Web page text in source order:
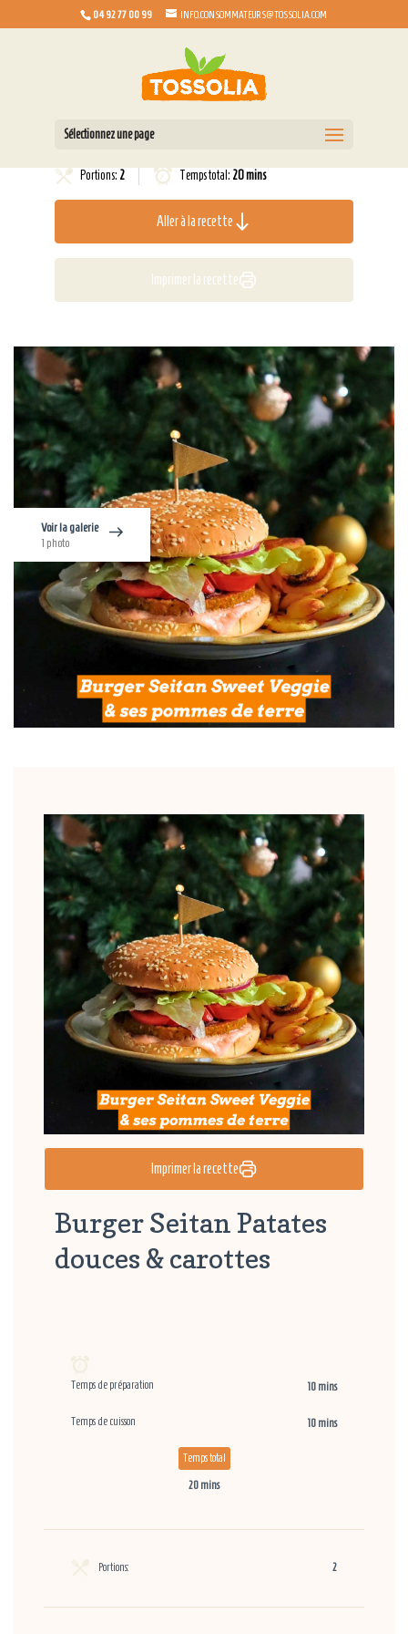
04 92 77 00 99 INFO.CONSOMMATEURS@TOSSOLIA.COM
Sélectionnez une page
Portions: 2 Temps total: 20 mins
Aller à la recette
Imprimer la recette
Voir la galerie
1 photo
Imprimer la recette
Burger Seitan Patates
douces & carottes
Temps de préparation 10 mins
Temps de cuisson 10 mins
Temps total
20 mins
Portions: 2